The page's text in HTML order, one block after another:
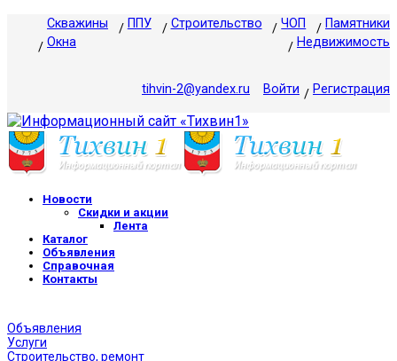
Скважины ППУ Строительство ЧОП
Памятники
Окна
Недвижимость
tihvin-2@yandex.ru Войти Регистрация
Новости
Скидки и акции
Лента
Каталог
Объявления
Справочная
Контакты
Объявления
Услуги
Строительство, ремонт